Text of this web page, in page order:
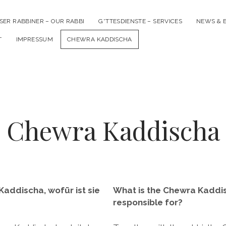
RABBINER – OUR RABBI G*TTESDIENSTE – SERVICES NEWS &
IMPRESSUM CHEWRA KADDISCHA
Chewra Kaddischa
wofür ist sie
What is the Chewra
responsible for?